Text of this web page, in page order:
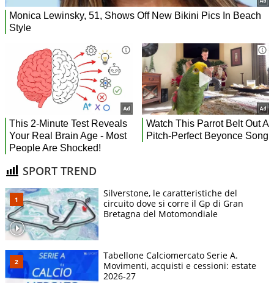
SPORT TREND
Silverstone, le caratteristiche del
circuito dove si corre il Gp di Gran
Bretagna del Motomondiale
Tabellone Calciomercato Serie A.
Movimenti, acquisti e cessioni: estate
2026-27